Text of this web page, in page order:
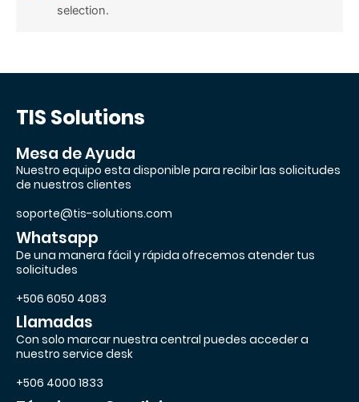
selection.
TIS Solutions
Mesa de Ayuda
Nuestro equipo esta disponible para recibir las solicitudes
de nuestros clientes
soporte@tis-solutions.com
Whatsapp
De una manera fácil y rápida ofrecemos atender tus
solicitudes
+506 6050 4083
Llamadas
Con solo marcar nuestra central puedes acceder a
nuestro service desk
+506 4000 1833